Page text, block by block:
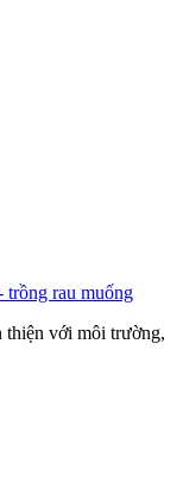
trồng rau muống
thiện với môi trường,